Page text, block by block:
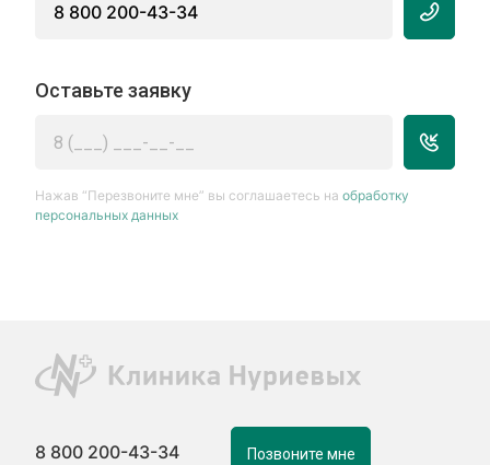
8 800 200-43-34
Оставьте заявку
Нажав “Перезвоните мне” вы соглашаетесь наобработку
персональных данных
8 800 200-43-34 Позвоните мне